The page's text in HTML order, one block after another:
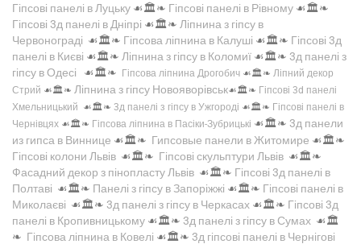
Гіпсові панелі в Луцьку ☙🏛️❧ Гіпсові панелі в Рівному ☙🏛️❧
Гіпсові 3д панелі в Дніпрі ☙🏛️❧ Ліпнина з гіпсу в
Червонограді ☙🏛️❧ Гіпсова ліпнина в Калуші ☙🏛️❧ Гіпсові 3д
панелі в Києві ☙🏛️❧ Ліпнина з гіпсу в Коломиї ☙🏛️❧ 3д панелі з
гіпсу в Одесі ☙🏛️❧ Гіпсова ліпнина Дрогобич ☙🏛️❧ Ліпний декор
Стрий ☙🏛️❧ Ліпнина з гіпсу Новояворівськ☙🏛️❧ Гіпсові 3d панелі
Хмельницький ☙🏛️❧ 3д панелі з гіпсу в Ужгороді ☙🏛️❧ Гіпсові панелі в
Чернівцях ☙🏛️❧ Гіпсова ліпнина в Пасіки-Зубрицькі ☙🏛️❧ 3д панели
из гипса в Виннице ☙🏛️❧ Гипсовые панели в Житомире ☙🏛️❧
Гіпсові колони Львів ☙🏛️❧ Гіпсові скульптури Львів ☙🏛️❧
Фасадний декор з пінопласту Львів ☙🏛️❧ Гіпсові 3д панелі в
Полтаві ☙🏛️❧ Панелі з гіпсу в Запоріжжі ☙🏛️❧ Гіпсові панелі в
Миколаєві ☙🏛️❧ 3д панелі з гіпсу в Черкасах ☙🏛️❧ Гіпсові 3д
панелі в Кропивницькому ☙🏛️❧ 3д панелі з гіпсу в Сумах ☙🏛️
❧ Гіпсова ліпнина в Ковелі ☙🏛️❧ 3д гіпсові панелі в Чернігові